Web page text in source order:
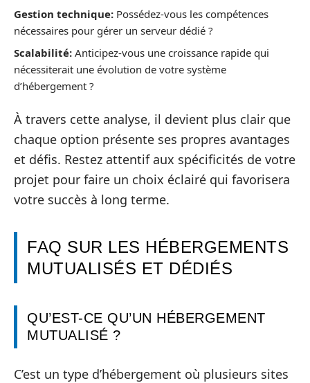
Gestion technique: Possédez-vous les compétences
nécessaires pour gérer un serveur dédié ?
Scalabilité: Anticipez-vous une croissance rapide qui
nécessiterait une évolution de votre système
d’hébergement ?
À travers cette analyse, il devient plus clair que
chaque option présente ses propres avantages
et défis. Restez attentif aux spécificités de votre
projet pour faire un choix éclairé qui favorisera
votre succès à long terme.
FAQ SUR LES HÉBERGEMENTS
MUTUALISÉS ET DÉDIÉS
QU’EST-CE QU’UN HÉBERGEMENT
MUTUALISÉ ?
C’est un type d’hébergement où plusieurs sites